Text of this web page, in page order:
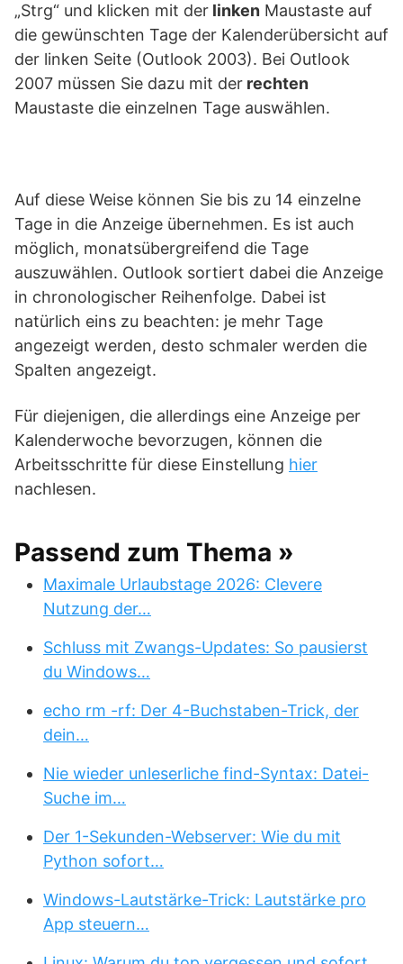
„Strg“ und klicken mit der linken Maustaste auf
die gewünschten Tage der Kalenderübersicht auf
der linken Seite (Outlook 2003). Bei Outlook
2007 müssen Sie dazu mit der rechten
Maustaste die einzelnen Tage auswählen.
Auf diese Weise können Sie bis zu 14 einzelne
Tage in die Anzeige übernehmen. Es ist auch
möglich, monatsübergreifend die Tage
auszuwählen. Outlook sortiert dabei die Anzeige
in chronologischer Reihenfolge. Dabei ist
natürlich eins zu beachten: je mehr Tage
angezeigt werden, desto schmaler werden die
Spalten angezeigt.
Für diejenigen, die allerdings eine Anzeige per
Kalenderwoche bevorzugen, können die
Arbeitsschritte für diese Einstellung hier
nachlesen.
Passend zum Thema »
Maximale Urlaubstage 2026: Clevere
Nutzung der…
Schluss mit Zwangs-Updates: So pausierst
du Windows…
echo rm -rf: Der 4-Buchstaben-Trick, der
dein…
Nie wieder unleserliche find-Syntax: Datei-
Suche im…
Der 1-Sekunden-Webserver: Wie du mit
Python sofort…
Windows-Lautstärke-Trick: Lautstärke pro
App steuern…